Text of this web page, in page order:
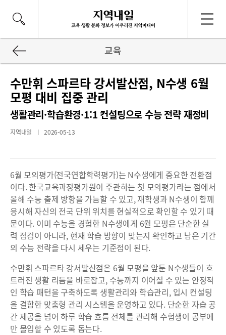
교육
수만휘 스파르타 강서발산점, N수생 6월
모평 대비 집중 관리
생활관리·학습환경·1:1 컨설팅으로 수능 전략 재정비
지역내일 2026-05-13
6월 모의평가(전국연합학력평가)는 N수생에게 중요한 전환점
이다. 한국교육과정평가원이 주관하는 첫 모의평가라는 점에서
올해 수능 출제 방향을 가늠할 수 있고, 재학생과 N수생이 함께
응시해 자신의 전국 단위 위치를 현실적으로 확인할 수 있기 때
문이다. 이미 수능을 경험한 N수생에게 6월 모평은 단순한 실
력 점검이 아니라, 현재 학습 방향이 맞는지 확인하고 남은 기간
의 수능 전략을 다시 세우는 기준점이 된다.
수만휘 스파르타 강서발산점은 6월 모평을 앞둔 N수생들이 흐
트러진 생활 리듬을 바로잡고, 수능까지 이어질 수 있는 안정적
인 학습 패턴을 구축하도록 생활관리와 학습관리, 입시 컨설팅
을 결합한 맞춤형 관리 시스템을 운영하고 있다. 단순한 자습 공
간 제공을 넘어 하루 학습 흐름 전체를 관리해 수험생이 공부에
만 몰입할 수 있도록 돕는다.